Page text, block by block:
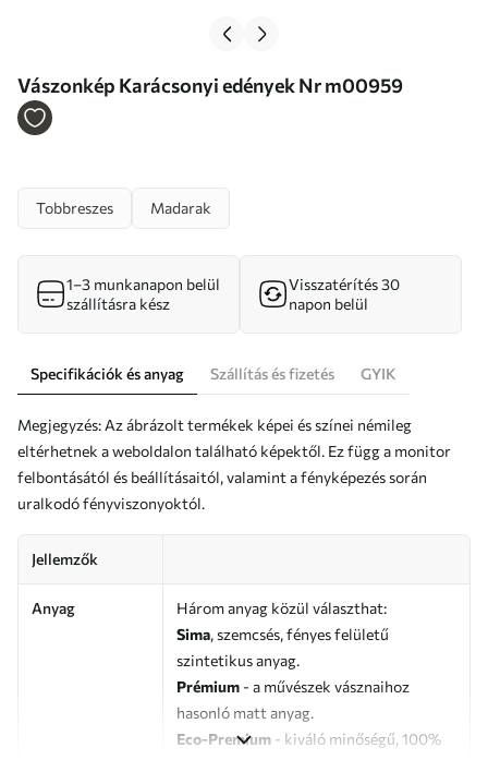
Vászonkép Karácsonyi edények Nr m00959
Tobbreszes Madarak
1–3 munkanapon belül
szállításra kész
Visszatérítés 30
napon belül
Specifikációk és anyag Szállítás és fizetés GYIK
Megjegyzés: Az ábrázolt termékek képei és színei némileg
eltérhetnek a weboldalon található képektől. Ez függ a monitor
felbontásától és beállításaitól, valamint a fényképezés során
uralkodó fényviszonyoktól.
Jellemzők
Anyag
Három anyag közül választhat:
Sima, szemcsés, fényes felületű
szintetikus anyag.
Prémium - a művészek vásznaihoz
hasonló matt anyag.
Eco-Premium - kiváló minőségű, 100%